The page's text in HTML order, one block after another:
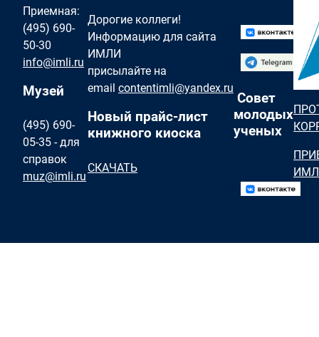
Приемная:
(495) 690-
50-30
info@imli.ru
Музей
(495) 690-
05-35 - для
справок
muz@imli.ru
Дорогие коллеги!
Информацию для сайта
ИМЛИ
присылайте на
email contentimli@yandex.ru
Новый прайс-лист
книжного киоска
СКАЧАТЬ
Совет
молодых
ученых